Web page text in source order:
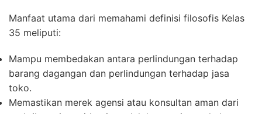
Manfaat utama dari memahami definisi filosofis Kelas
35 meliputi:
Mampu membedakan antara perlindungan terhadap
barang dagangan dan perlindungan terhadap jasa
toko.
Memastikan merek agensi atau konsultan aman dari